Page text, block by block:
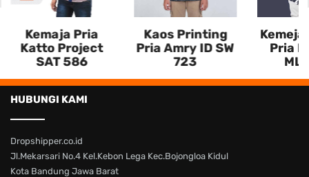
Kemaja Pria
Katto Project
SAT 586
Kaos Printing
Pria Amry ID SW
723
Pria
HUBUNGI KAMI
Dropshipper.co.id
Jl.Mekarsari No.4 Kel.Kebon Lega Kec.Bojongloa Kidul
Kota Bandung Jawa Barat